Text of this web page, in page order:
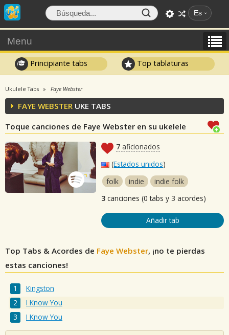
Es
Menu
Principiante tabs Top tablaturas
Ukulele Tabs Faye Webster
FAYE WEBSTER UKE TABS
Toque canciones de Faye Webster en su ukelele
7 aficionados
(Estados unidos)
folk
indie
indie folk
3 canciones (0 tabs y 3 acordes)
Añadir tab
Top Tabs & Acordes de Faye Webster, ¡no te pierdas
estas canciones!
Kingston
I Know You
I Know You